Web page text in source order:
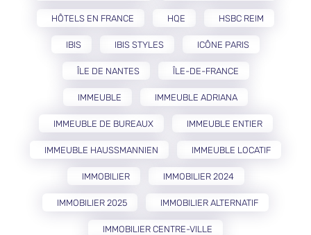
HÔTELS EN FRANCE HQE HSBC REIM
IBIS IBIS STYLES ICÔNE PARIS
ÎLE DE NANTES ÎLE-DE-FRANCE
IMMEUBLE IMMEUBLE ADRIANA
IMMEUBLE DE BUREAUX IMMEUBLE ENTIER
IMMEUBLE HAUSSMANNIEN IMMEUBLE LOCATIF
IMMOBILIER IMMOBILIER 2024
IMMOBILIER 2025 IMMOBILIER ALTERNATIF
IMMOBILIER CENTRE-VILLE